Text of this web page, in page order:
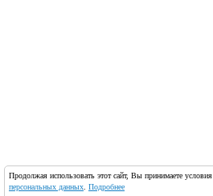
Продолжая использовать этот сайт, Вы принимаете условия
персональных данных Подробнее